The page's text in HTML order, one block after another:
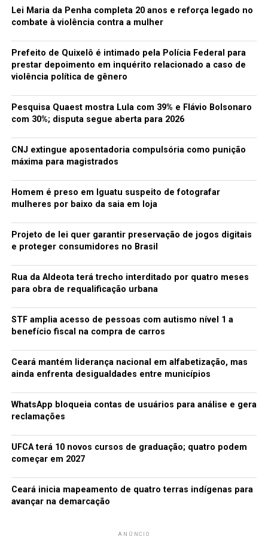
Homero em que vários ao longo das eras assim se
Não me dei por vencido em minha busca pelo estimável
cidadão. Fui ao GG, joinha, joiado, globalizado, o mago da
do Iguatu! O Papa da cartografia que seguramente iria
localizar o Chico Katraca em algum ponto cardeal sem
Perguntei a Jessé quem era o estimado personagem que
vem nos últimos tempos despertando a curiosidade de
enciclopédia editada na transacional iguatuense de
Correinha: ‘Trata-se de ser totalmente inoplexo e sem
de um jacaré em frente a fábrica de bolsa… A quem eu ia
perguntar mais sobre Chico Katraca?
Fui até ao estimável professor Deuzimar Uchoa. Ao que
Deuzimar me disse: “Chico perdeu o dedo menor do pé
garupeiro, e ficou mancando no andar. Ele perdeu parte
do dedo maior, ficou com trauma de bicicleta, só andava
convencido de que Chico Katraca é uma criatura
homérica. Aquele tipo de persona em que se tornou
repetem seus mantras…. Mas… um cidadão lá de Jucás
certa vez me disse que Antônio Moco ouviu de Cascata,
noite pescando no sangrador. Teve gente lá em
Suassurana que ouviu falar desse cidadão lá no açude
Jucás, que me contou a história, saiu para comprar um
cigarro e disse que voltava para dizer mais coisas, mas
Antônio Moco e esse tal de Cascata para descobrir o
Lei Maria da Penha completa 20 anos e reforça legado no
combate à violência contra a mulher
Prefeito de Quixelô é intimado pela Polícia Federal para
prestar depoimento em inquérito relacionado a caso de
violência política de gênero
Pesquisa Quaest mostra Lula com 39% e Flávio Bolsonaro
com 30%; disputa segue aberta para 2026
CNJ extingue aposentadoria compulsória como punição
máxima para magistrados
Homem é preso em Iguatu suspeito de fotografar
mulheres por baixo da saia em loja
Projeto de lei quer garantir preservação de jogos digitais
e proteger consumidores no Brasil
Rua da Aldeota terá trecho interditado por quatro meses
para obra de requalificação urbana
STF amplia acesso de pessoas com autismo nível 1 a
benefício fiscal na compra de carros
Ceará mantém liderança nacional em alfabetização, mas
ainda enfrenta desigualdades entre municípios
WhatsApp bloqueia contas de usuários para análise e gera
reclamações
UFCA terá 10 novos cursos de graduação; quatro podem
começar em 2027
Ceará inicia mapeamento de quatro terras indígenas para
avançar na demarcação
ANÚNCIO